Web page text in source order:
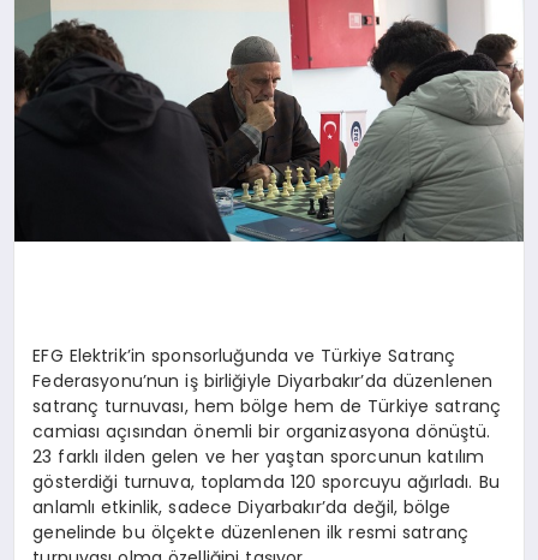
EFG Elektrik’in sponsorluğunda ve Türkiye Satranç
Federasyonu’nun iş birliğiyle Diyarbakır’da düzenlenen
satranç turnuvası, hem bölge hem de Türkiye satranç
camiası açısından önemli bir organizasyona dönüştü.
23 farklı ilden gelen ve her yaştan sporcunun katılım
gösterdiği turnuva, toplamda 120 sporcuyu ağırladı. Bu
anlamlı etkinlik, sadece Diyarbakır’da değil, bölge
genelinde bu ölçekte düzenlenen ilk resmi satranç